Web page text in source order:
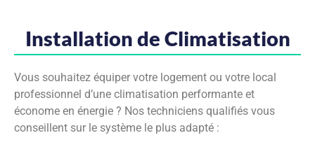
Installation de Climatisation
Vous souhaitez équiper votre logement ou votre local
professionnel d’une climatisation performante et
économe en énergie ? Nos techniciens qualifiés vous
conseillent sur le système le plus adapté :